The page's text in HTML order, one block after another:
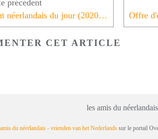
L'instant néerlandais du jour (2020_11_24): de PvdA
CET ARTICLE
les amis du
du néerlandais - vrienden van het Nederlands sur le portail